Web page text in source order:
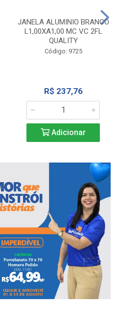
JANELA ALUMINIO BRANCO
L1,00XA1,00 MC VC 2FL
QUALITY
Código: 9725
R$ 237,76
Adicionar